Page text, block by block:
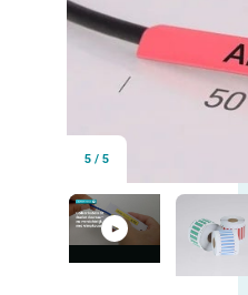
5 / 5